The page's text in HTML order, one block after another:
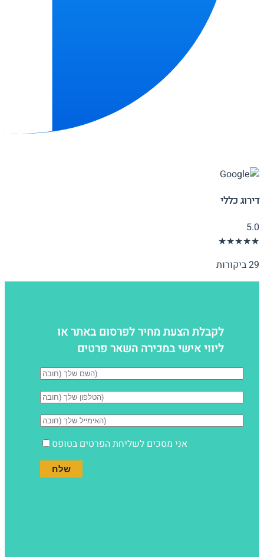
דירוג כללי
5.0
★★★★★
29 ביקורות
לקבלת הצעת מחיר לפרסום באתר או
ליווי אישי במכירה השאר פרטים
אני מסכים לשליחת הפרטים בטופס